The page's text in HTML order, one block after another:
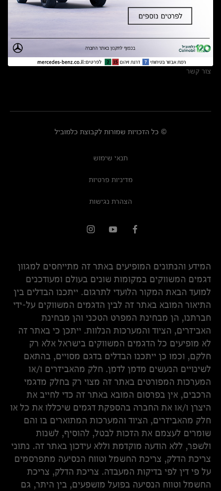
מצאו אותנו
אולמות תצוגה
מרכזי שירות
צור קשר
© כל הזכויות שמורות לקבוצת כלמוביל
תנאי שימוש
מדיניות פרטיות
הצהרת נגישות
המידע והנתונים המופיעים באתר זה מתייחסים למגוון
דגמים המשווקים במקומות שונים בעולם ומעודכנים
למועד הבאת המקור הלועדי לתרגום. ייתכנו הבדלים בין
התיאור המובא באתר זה לבין הדגמים המשווקים על-ידי
חברתנו, הן מבחינת המפרט הטכני והן מבחינת
האביזרים, הציוד והמערכות הנלוות. ייתכן כי באתר זה
לא מופיעים כל הדגמים המשווקים בישראל אלא רק
חלקם, וכמו כן ייתכנו הבדלים בדגם מסויים, בהתאם
לשינויים הנעשים מדמן לדמן. חלק מהאביזרים ו/או
המערכות המפורטים באתר זה מצוי רק בחלק מדגמי
הרכבים, אין בפרסום המובא באתר זה כדי לחייב את
היצרן ו/או את החברה בהספקת דגמים שיכללו את כל או
חלק מהאביזרים, הציוד והמערכות המתוארים בו והם
שומרים לעצמם את הזכות לבטל, להוסיף, לשנות
ולשפר, ללא הודעה מוקדמת וללא עידכון באתר זה. נתוני
צריכת הדלק, צריכת החשמל וטווח הנסיעה מתפרסמים
על פי דין לפי בדיקות המעבדה. צריכת הדלק, צריכת
החשמל וטווח הנסיעה בפועל מושפעים, בין היתר, גם